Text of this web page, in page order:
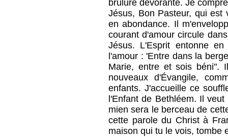
brûlure dévorante. Je
Jésus, Bon Pasteur, qui
en abondance. Il
courant d'amour circule
Jésus. L'Esprit entonne
l'amour : 'Entre dans la
Marie, entre et sois béni".
nouveaux d'Évangile,
enfants. J'accueille ce
l'Enfant de Bethléem. Il
mien sera le berceau de
cette parole du Christ à
maison qui tu le vois, tombe